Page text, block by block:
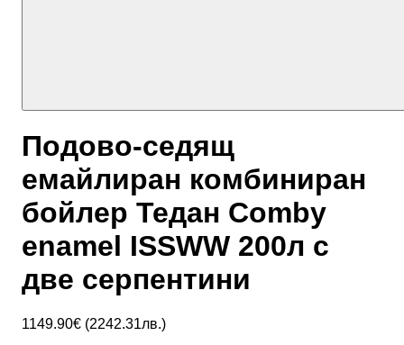
Подово-седящ
емайлиран комбиниран
бойлер Тедан Comby
enamel ISSWW 200л с
две серпентини
1149.90€ (2242.31лв.)